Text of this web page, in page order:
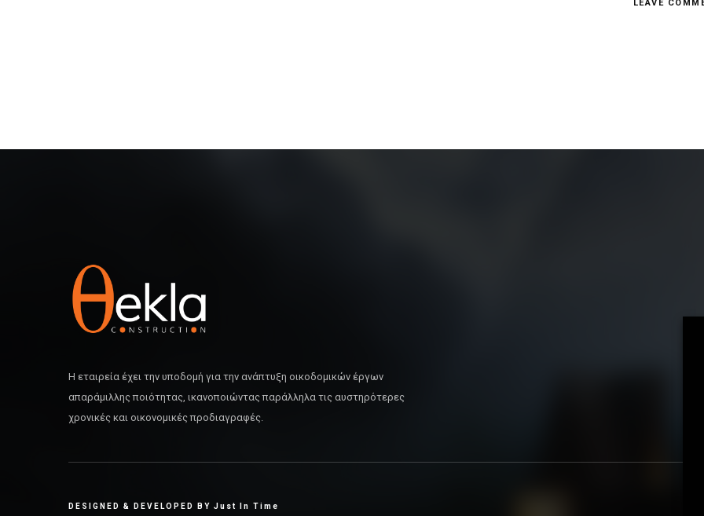
Η εταιρεία έχει την υποδομή για την ανάπτυξη οικοδομικών έργων
απαράμιλλης ποιότητας, ικανοποιώντας παράλληλα τις αυστηρότερες
χρονικές και οικονομικές προδιαγραφές.
DESIGNED & DEVELOPED BY Just In Time